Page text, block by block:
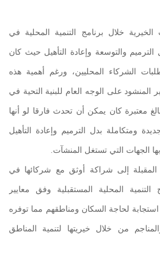
خلال برنامج التنمية المحلية في
والتوسعة وإعادة التأهيل حيث كان
الشركاء المحليين، ورغم أهمية هذه
المنشود على الوجه العام للبنية التحية في
معتبرة كان يمكن أن تحدث فارقا لو أنها
ومتكاملة بدل الترميم وإعادة التأهيل
الجهات التي تستغل المنشآت.
المقبلة إلى شراكة أوثق مع شركائها في
المحلية المستقبلية وفق معايير
لحاجة السكان ومناطقهم مما توفره
من خلال خيريتها لتنمية المناطق